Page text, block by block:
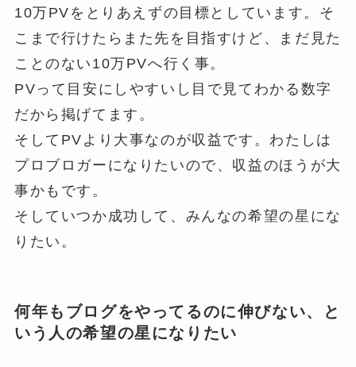
10万PVをとりあえずの目標としています。そ
こまで行けたらまた先を目指すけど、まだ見た
ことのない10万PVへ行く事。
PVって目安にしやすいし目で見てわかる数字
だから掲げてます。
そしてPVより大事なのが収益です。わたしは
プロブロガーになりたいので、収益のほうが大
事かもです。
そしていつか成功して、みんなの希望の星にな
りたい。
何年もブログをやってるのに伸びない、と
いう人の希望の星になりたい